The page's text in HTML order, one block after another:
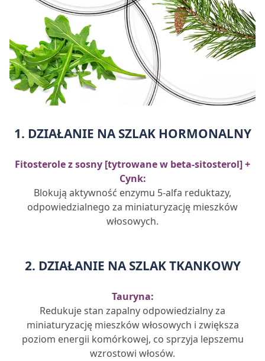
1. DZIAŁANIE NA SZLAK HORMONALNY
Fitosterole z sosny [tytrowane w beta-sitosterol] +
Cynk:
Blokują aktywność enzymu 5-alfa reduktazy,
odpowiedzialnego za miniaturyzację mieszków
włosowych.
2. DZIAŁANIE NA SZLAK TKANKOWY
Tauryna:
Redukuje stan zapalny odpowiedzialny za
miniaturyzację mieszków włosowych i zwiększa
poziom energii komórkowej, co sprzyja lepszemu
wzrostowi włosów.